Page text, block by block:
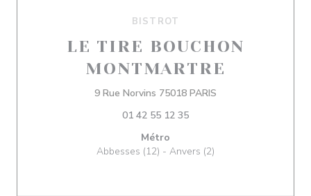
BISTROT
LE TIRE BOUCHON
MONTMARTRE
9 Rue Norvins 75018 PARIS
01 42 55 12 35
Métro
Abbesses (12) - Anvers (2)